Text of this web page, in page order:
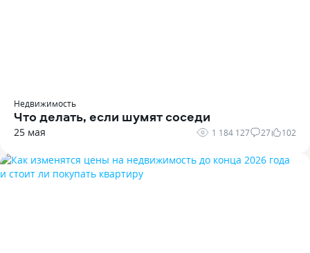
Недвижимость
Что делать, если шумят соседи
25 мая 1 184 127 27 102